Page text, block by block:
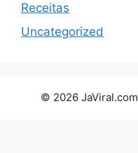
Receitas
Uncategorized
© 2026 JaViral.com